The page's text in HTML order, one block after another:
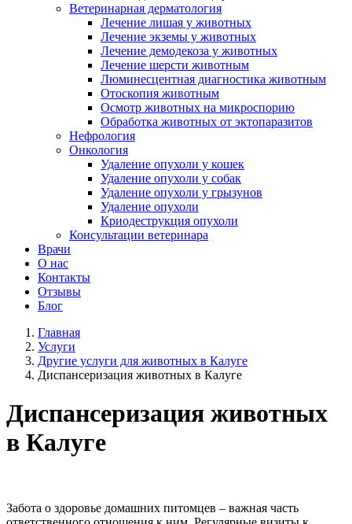
Ветеринарная дерматология
Лечение лишая у животных
Лечение экземы у животных
Лечение демодекоза у животных
Лечение шерсти животным
Люминесцентная диагностика животным
Отоскопия животным
Осмотр животных на микроспорию
Обработка животных от эктопаразитов
Нефрология
Онкология
Удаление опухоли у кошек
Удаление опухоли у собак
Удаление опухоли у грызунов
Удаление опухоли
Криодеструкция опухоли
Консультации ветеринара
Врачи
О нас
Контакты
Отзывы
Блог
Главная
Услуги
Другие услуги для животных в Калуге
Диспансеризация животных в Калуге
Диспансеризация животных
в Калуге
Забота о здоровье домашних питомцев – важная часть